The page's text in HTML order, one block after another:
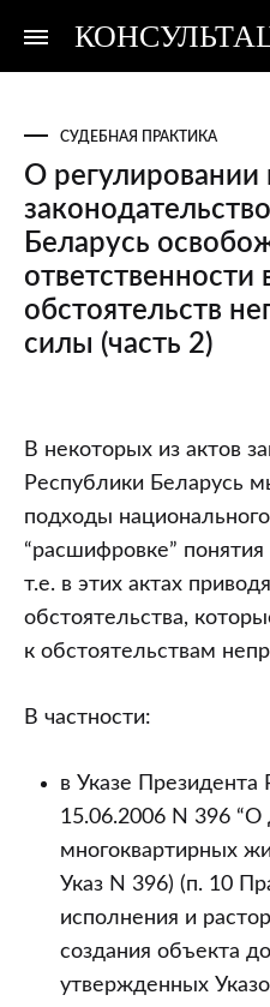
Консультация
Консультация
СУДЕБНАЯ ПРАКТИКА
О регулировании
Беларусь
ответственности
обстоятельств
силы (часть 2)
О
регулировании
гражданским
Республики
Беларусь
освобождения
ответственности
обстоятельств
непреодолимой
силы
(часть
В некоторых из актов
Республики Беларусь
подходы
“расшифровке”
т.е. в этих актах
обстоятельства,
к обстоятельствам
В частности:
в Указе Президента
15.06.2006 N 396 “О
многоквартирных
Указ N 396) (п. 10
исполнения и
создания объекта
утвержденных